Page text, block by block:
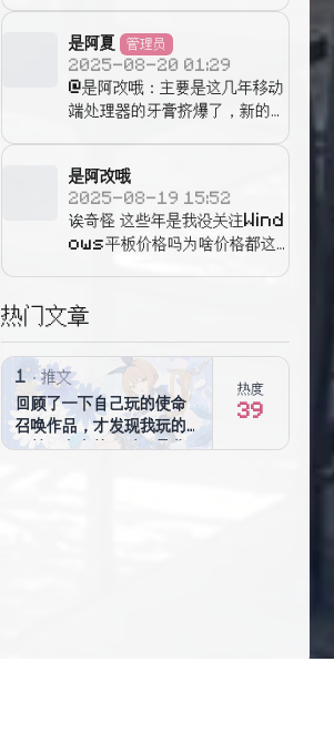
是阿夏
管理员
2025-08-20 01:29
@是阿改哦：主要是这几年移动
端处理器的牙膏挤爆了，新的更
器都出现了各种各样的毛病，就
更便宜了😂
是阿改哦
2025-08-19 15:52
诶奇怪 这些年是我没关注Wind
ows平板价格吗为啥价格都这
热门文章
1
推文
回顾了一下自己玩的使命
召唤作品，才发现我玩的
居然还蛮多的，以下是我
热度
39